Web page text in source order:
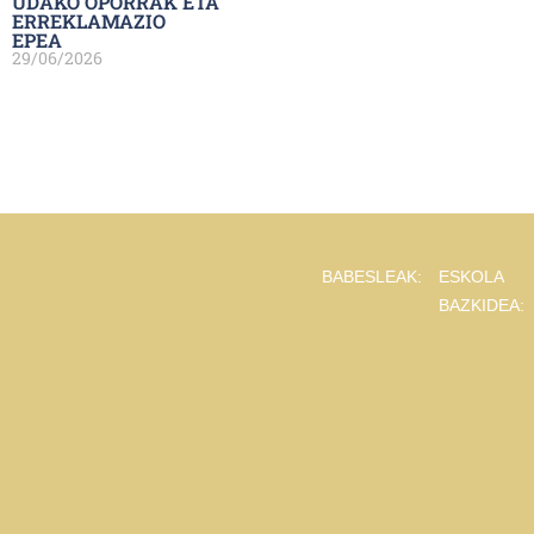
ERREKLAMAZIO
EPEA
29/06/2026
BABESLEAK:
ESKOLA
BAZKIDEA: